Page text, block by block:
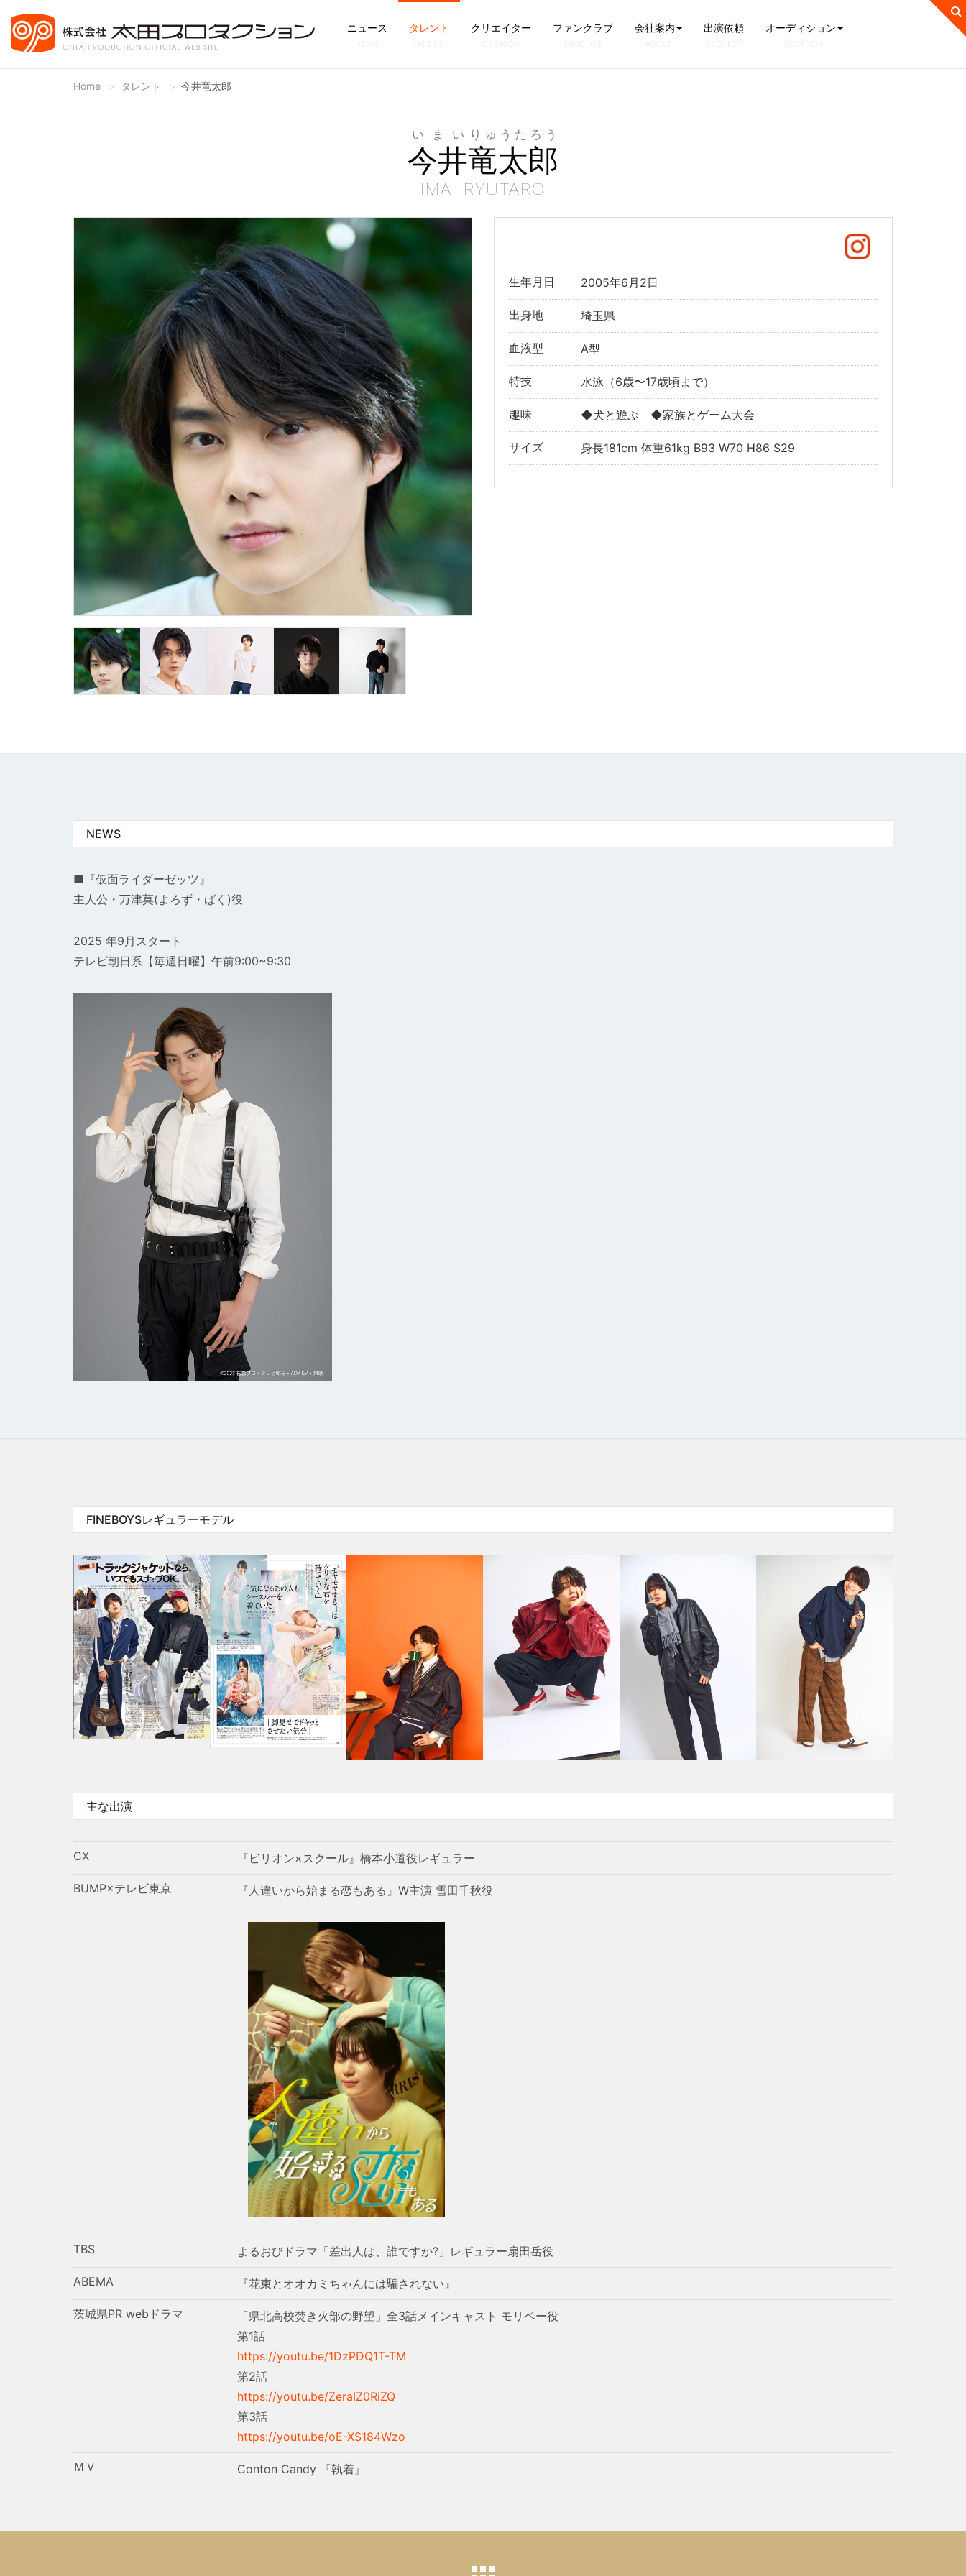
ニュース タレント
TALENT
クリエイター
CREATOR
ファンクラブ
FANCLUB
会社案内
ABOUT
出演依頼
REQUEST
オーディション
AUDITION
Home タレント 今井竜太郎
今井
いまい
竜太郎
りゅうたろう
IMAI RYUTARO
生年月日 2005年6月2日
出身地 埼玉県
血液型 A型
特技 水泳（6歳〜17歳頃まで）
趣味 ◆犬と遊ぶ ◆家族とゲーム大会
サイズ 身長181cm 体重61kg B93 W70 H86 S29
NEWS
■『仮面ライダーゼッツ』
主人公・万津莫(よろず・ばく)役
2025 年9月スタート
テレビ朝日系【毎週日曜】午前9:00~9:30
FINEBOYSレギュラーモデル
主な出演
CX 『ビリオン×スクール』橋本小道役レギュラー
BUMP×テレビ東京 『人違いから始まる恋もある』W主演 雪田千秋役
TBS よるおびドラマ「差出人は、誰ですか?」レギュラー扇田岳役
ABEMA 『花束とオオカミちゃんには騙されない』
茨城県PR webドラマ
「県北高校焚き火部の野望」全3話メインキャスト モリベー役
第1話
https://youtu.be/1DzPDQ1T-TM
第2話
https://youtu.be/ZeraIZ0RiZQ
第3話
https://youtu.be/oE-XS184Wzo
ＭＶ Conton Candy 『執着』